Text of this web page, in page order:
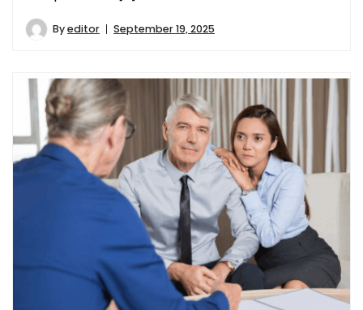
Byeditor September 19, 2025